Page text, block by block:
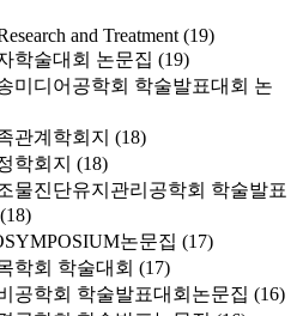
and Treatment (19)
학술대회 논문집 (19)
미디어공학회 학술발표대회 논
관계학회지 (18)
학회지 (18)
물진단유지관리공학회 학술발표
(18)
논문집 (17)
학회 학술대회 (17)
공학회 학술발표대회논문집 (16)